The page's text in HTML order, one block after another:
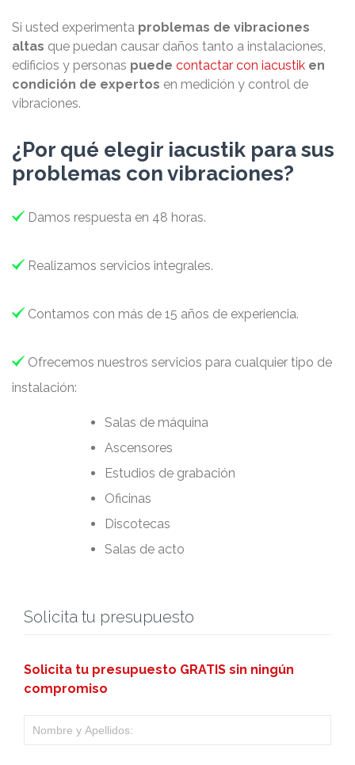
Si usted experimenta problemas de vibraciones
altas que puedan causar daños tanto a instalaciones,
edificios y personas puede contactar con iacustik en
condición de expertos en medición y control de
vibraciones.
¿Por qué elegir iacustik para sus
problemas con vibraciones?
 Damos respuesta en 48 horas.
 Realizamos servicios integrales.
 Contamos con más de 15 años de experiencia.
 Ofrecemos nuestros servicios para cualquier tipo de
instalación:
Salas de máquina
Ascensores
Estudios de grabación
Oficinas
Discotecas
Salas de acto
Solicita tu presupuesto
Solicita tu presupuesto GRATIS sin ningún
compromiso